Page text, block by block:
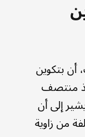
أن بتكوين
قد تحركا منذ منتصف
إلى أن
من زاوية